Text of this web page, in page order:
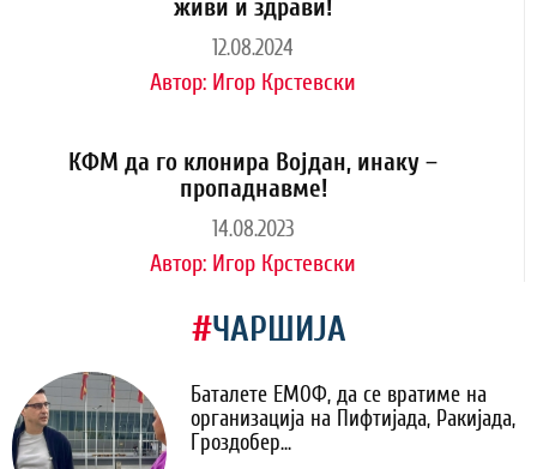
живи и здрави!
12.08.2024
Автор: Игор Крстевски
КФМ да го клонира Војдан, инаку –
пропаднавме!
14.08.2023
Автор: Игор Крстевски
#ЧАРШИЈА
Баталете ЕМОФ, да се вратиме на
организација на Пифтијада, Ракијада,
Гроздобер...